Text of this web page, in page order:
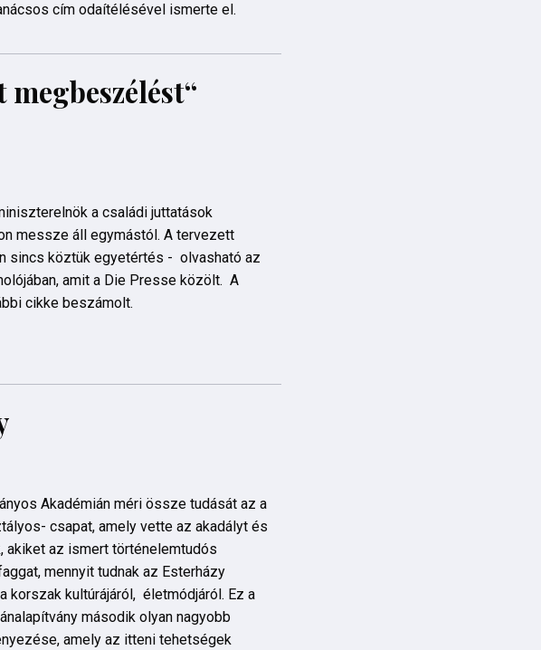
cím odaítélésével ismerte el.
a családi juttatások
messze áll egymástól. A tervezett
sincs köztük egyetértés - olvasható az
amit a Die Presse közölt. A
cikke beszámolt.
Akadémián méri össze tudását az a
csapat, amely vette az akadályt és
akiket az ismert történelemtudós
mennyit tudnak az Esterházy
korszak kultúrájáról, életmódjáról. Ez a
második olyan nagyobb
amely az itteni tehetségek